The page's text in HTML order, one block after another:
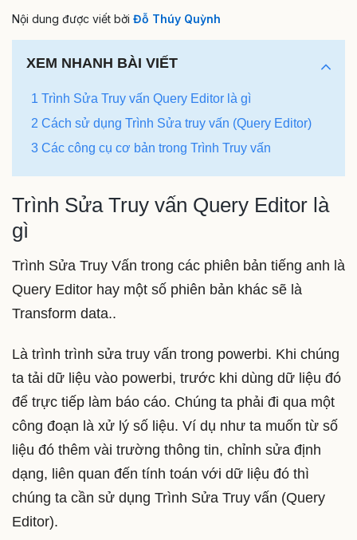
Nội dung được viết bởi Đỗ Thúy Quỳnh
XEM NHANH BÀI VIẾT
1 Trình Sửa Truy vấn Query Editor là gì
2 Cách sử dụng Trình Sửa truy vấn (Query Editor)
3 Các công cụ cơ bản trong Trình Truy vấn
Trình Sửa Truy vấn Query Editor là
gì
Trình Sửa Truy Vấn trong các phiên bản tiếng anh là
Query Editor hay một số phiên bản khác sẽ là
Transform data..
Là trình trình sửa truy vấn trong powerbi. Khi chúng
ta tải dữ liệu vào powerbi, trước khi dùng dữ liệu đó
để trực tiếp làm báo cáo. Chúng ta phải đi qua một
công đoạn là xử lý số liệu. Ví dụ như ta muốn từ số
liệu đó thêm vài trường thông tin, chỉnh sửa định
dạng, liên quan đến tính toán với dữ liệu đó thì
chúng ta cần sử dụng Trình Sửa Truy vấn (Query
Editor).